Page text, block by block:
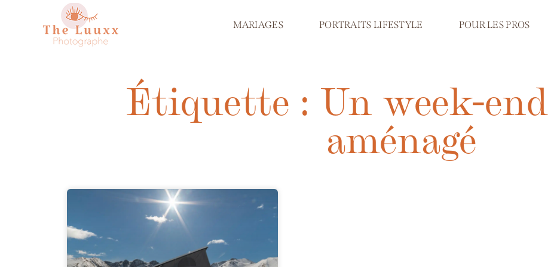
MARIAGES PORTRAITS LIFESTYLE POUR LES PROS
Étiquette : Un week-
aménagé